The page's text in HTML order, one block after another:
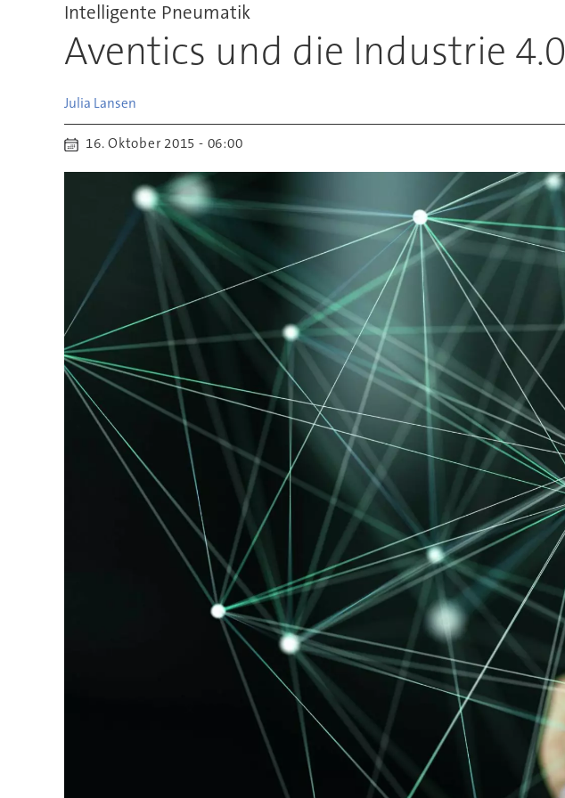
Intelligente Pneumatik
Aventics und die Industrie 4.0
Julia Lansen
16. Oktober 2015 - 06:00